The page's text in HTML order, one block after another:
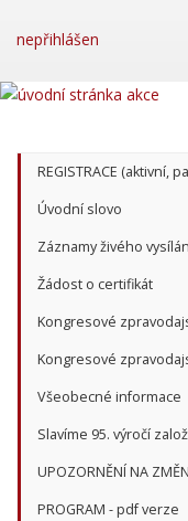
nepřihlášen
REGISTRACE (aktivní,
Úvodní slovo
Záznamy živého
Žádost o certifikát
Kongresové
Kongresové
Všeobecné informace
Slavíme 95. výročí
UPOZORNĚNÍ NA
PROGRAM - pdf verze